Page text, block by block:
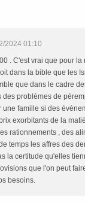
2024 01:10
. C'est vrai que pour
dans la bible que les
que dans le cadre
des problèmes de
une famille si des
exorbitants de la
rationnements , des
temps les affres des
la certitude qu'elles
que l'on peut
besoins.